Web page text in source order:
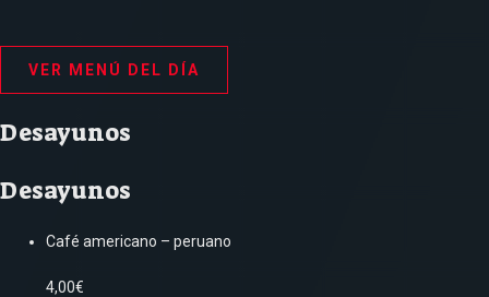
VER MENÚ DEL DÍA
Desayunos
Desayunos
Café americano – peruano
4,00€